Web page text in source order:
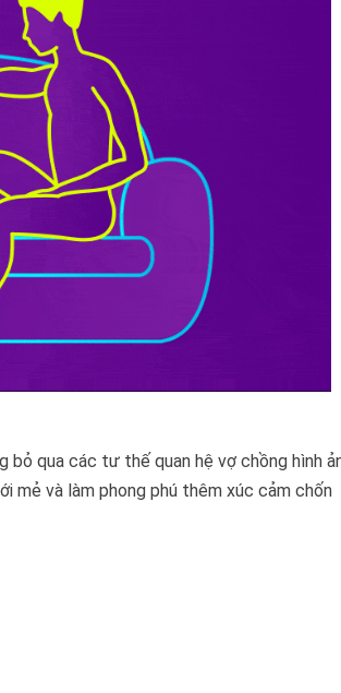
bỏ qua các tư thế quan hệ vợ chồng hình
mẻ và làm phong phú thêm xúc cảm chốn